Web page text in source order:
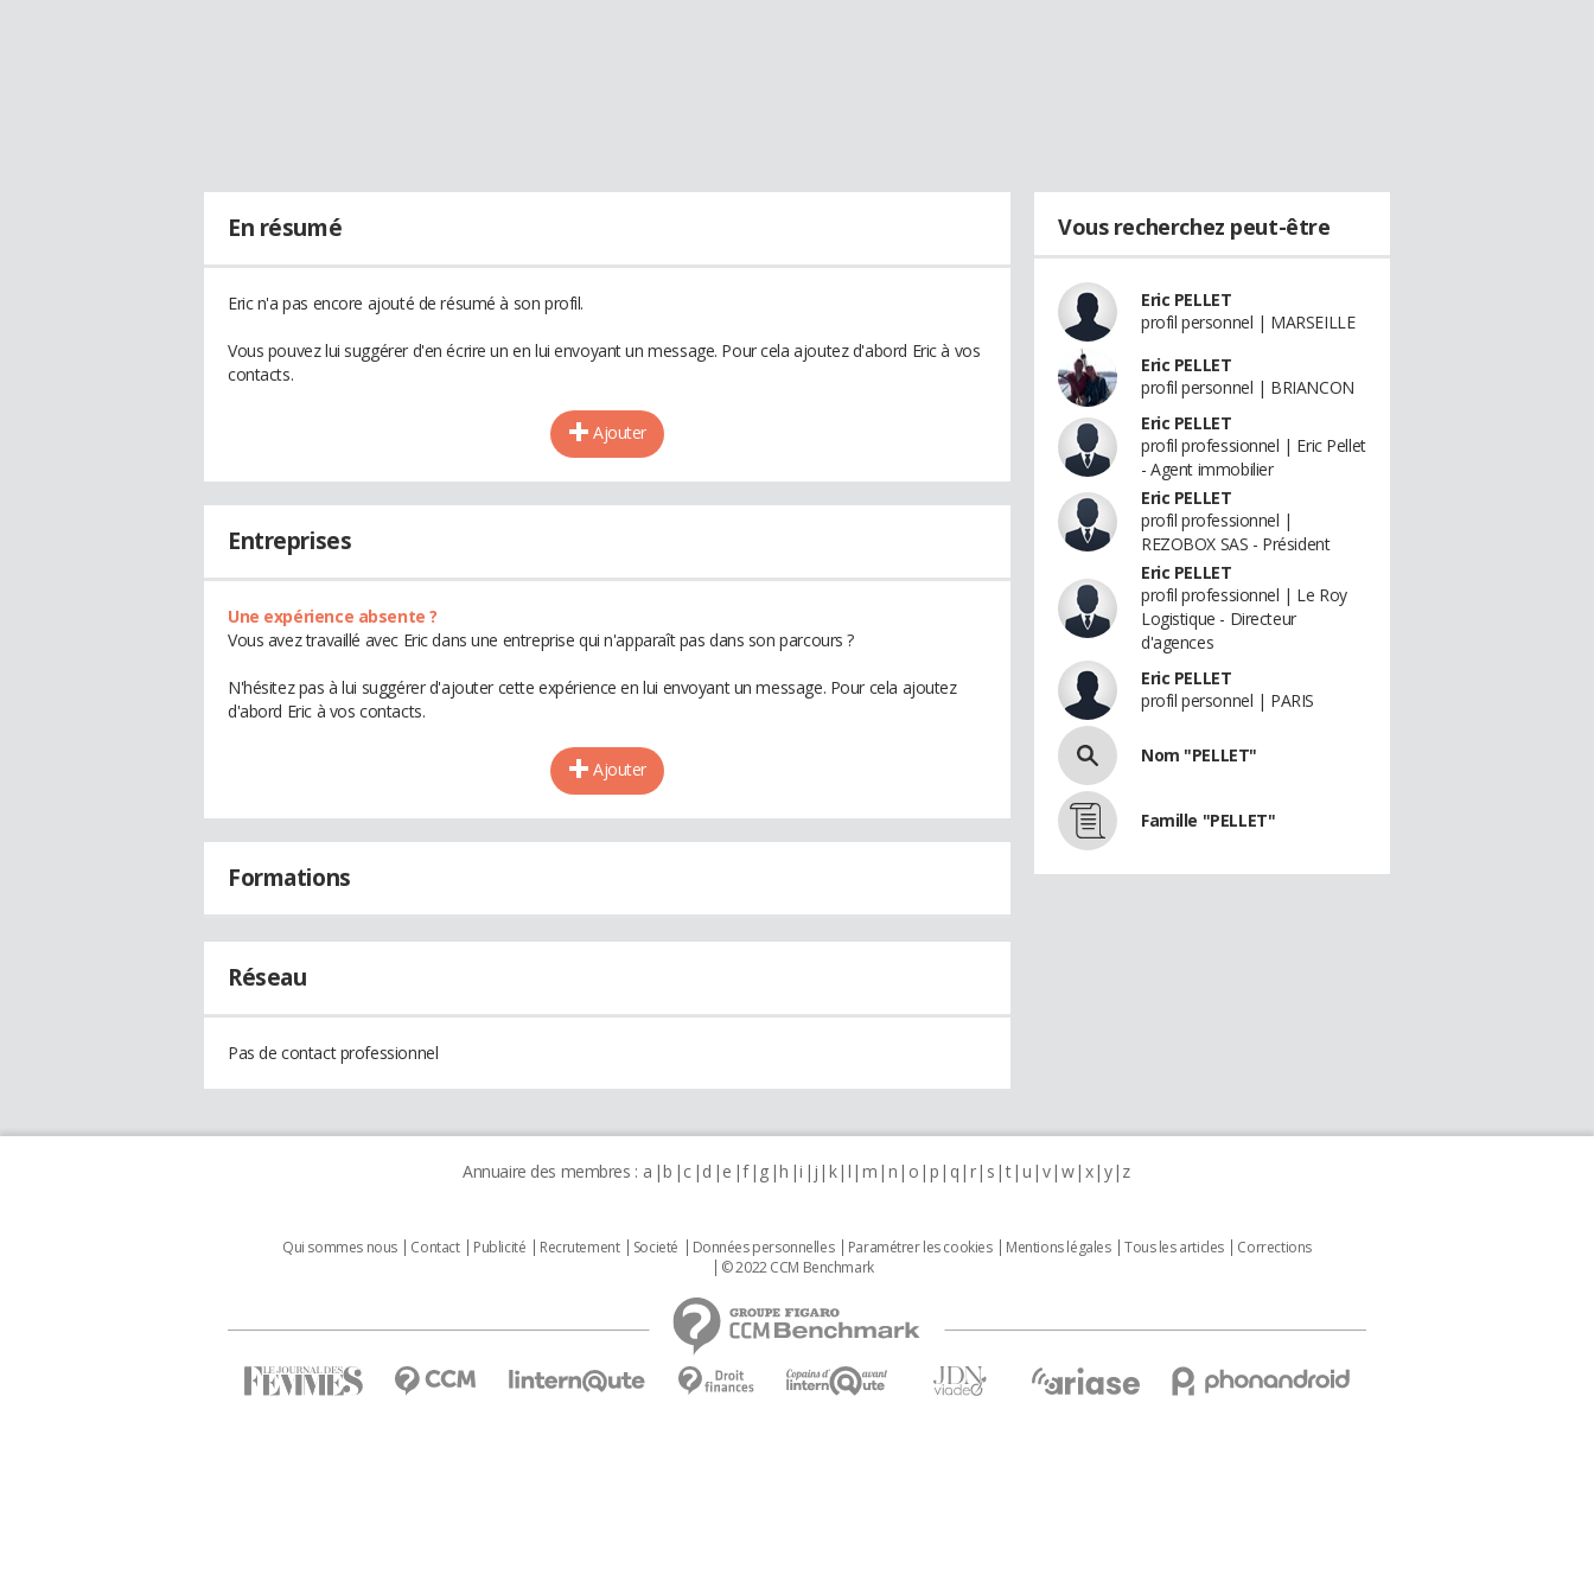
En résumé
Eric n'a pas encore ajouté de résumé à son profil.
Vous pouvez lui suggérer d'en écrire un en lui envoyant un message. Pour cela ajoutez d'abord Eric à vos
contacts.
Ajouter
Entreprises
Une expérience absente ?
Vous avez travaillé avec Eric dans une entreprise qui n'apparaît pas dans son parcours ?
N'hésitez pas à lui suggérer d'ajouter cette expérience en lui envoyant un message. Pour cela ajoutez
d'abord Eric à vos contacts.
Ajouter
Formations
Réseau
Pas de contact professionnel
Vous recherchez peut-être
Eric PELLET
profil personnel | MARSEILLE
Eric PELLET
profil personnel | BRIANCON
Eric PELLET
profil professionnel | Eric Pellet
- Agent immobilier
Eric PELLET
profil professionnel |
REZOBOX SAS - Président
Eric PELLET
profil professionnel | Le Roy
Logistique - Directeur
d'agences
Eric PELLET
profil personnel | PARIS
Nom "PELLET"
Famille "PELLET"
Annuaire des membres : a b c d e f g h i j k l m n o p q r s t u v w x y z
Qui sommes nous Contact Publicité Recrutement Societé Données personnelles Paramétrer les cookies Mentions légales Tous les articles
Corrections
© 2022 CCM Benchmark